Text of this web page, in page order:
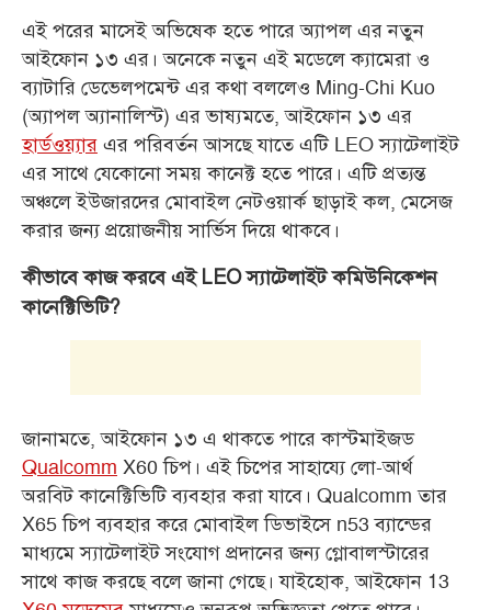
এই পরের মাসেই অভিষেক হতে পারে অ্যাপল এর নতুন
আইফোন ১৩ এর। অনেকে নতুন এই মডেলে ক্যামেরা ও
ব্যাটারি ডেভেলপমেন্ট এর কথা বললেও Ming-Chi Kuo
(অ্যাপল অ্যানালিস্ট) এর ভাষ্যমতে, আইফোন ১৩ এর
হার্ডওয়্যার এর পরিবর্তন আসছে যাতে এটি LEO স্যাটেলাইট
এর সাথে যেকোনো সময় কানেক্ট হতে পারে। এটি প্রত্যন্ত
অঞ্চলে ইউজারদের মোবাইল নেটওয়ার্ক ছাড়াই কল, মেসেজ
করার জন্য প্রয়োজনীয় সার্ভিস দিয়ে থাকবে।
কীভাবে কাজ করবে এই LEO স্যাটেলাইট কমিউনিকেশন
কানেক্টিভিটি?
জানামতে, আইফোন ১৩ এ থাকতে পারে কাস্টমাইজড
Qualcomm X60 চিপ। এই চিপের সাহায্যে লো-আর্থ
অরবিট কানেক্টিভিটি ব্যবহার করা যাবে। Qualcomm তার
X65 চিপ ব্যবহার করে মোবাইল ডিভাইসে n53 ব্যান্ডের
মাধ্যমে স্যাটেলাইট সংযোগ প্রদানের জন্য গ্লোবালস্টারের
সাথে কাজ করছে বলে জানা গেছে। যাইহোক, আইফোন 13